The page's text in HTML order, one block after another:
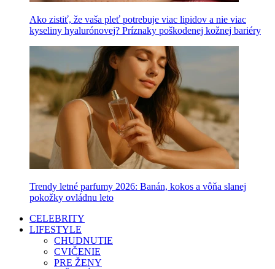
Ako zistiť, že vaša pleť potrebuje viac lipidov a nie viac
kyseliny hyalurónovej? Príznaky poškodenej kožnej bariéry
Trendy letné parfumy 2026: Banán, kokos a vôňa slanej
pokožky ovládnu leto
CELEBRITY
LIFESTYLE
CHUDNUTIE
CVIČENIE
PRE ŽENY